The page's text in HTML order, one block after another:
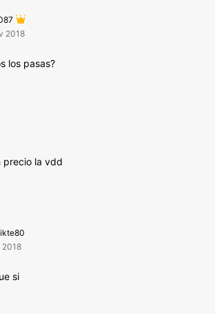
2018
los pasas?
precio la vdd
2018
si